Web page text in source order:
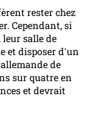
rester chez
Cependant, si
leur salle de
et disposer d'un
de
sur quatre en
et devrait